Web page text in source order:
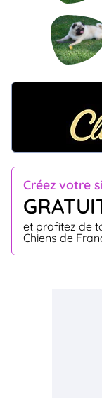
Créez votre
et profitez de
Chiens de